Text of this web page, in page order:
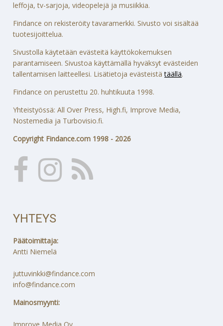
leffoja, tv-sarjoja, videopelejä ja musiikkia.
Findance on rekisteröity tavaramerkki. Sivusto voi sisältää
tuotesijoittelua.
Sivustolla käytetään evästeitä käyttökokemuksen
parantamiseen. Sivustoa käyttämällä hyväksyt evästeiden
tallentamisen laitteellesi. Lisätietoja evästeistätäällä.
Findance on perustettu 20. huhtikuuta 1998.
Yhteistyössä: All Over Press, High.fi, Improve Media,
Nostemedia ja Turbovisio.fi.
Copyright Findance.com 1998 - 2026
YHTEYS
Päätoimittaja:
Antti Niemelä
juttuvinkki@findance.com
info@findance.com
Mainosmyynti: